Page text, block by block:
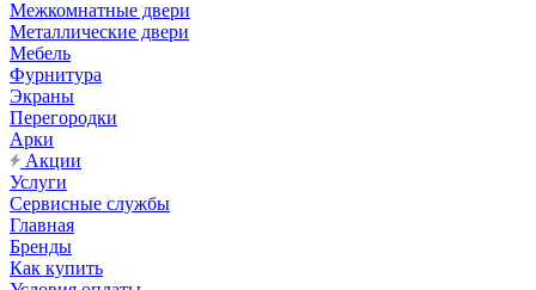
Межкомнатные двери
Металлические двери
Мебель
Фурнитура
Экраны
Перегородки
Арки
Акции
Услуги
Сервисные службы
Главная
Бренды
Как купить